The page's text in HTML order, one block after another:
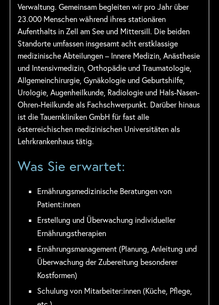
Verwaltung. Gemeinsam begleiten wir pro Jahr über
23.000 Menschen während ihres stationären
Aufenthalts in Zell am See und Mittersill. Die beiden
Standorte umfassen insgesamt acht erstklassige
medizinische Abteilungen – Innere Medizin, Anästhesie
und Intensivmedizin, Orthopädie und Traumatologie,
Allgemeinchirurgie, Gynäkologie und Geburtshilfe,
Urologie, Augenheilkunde, Radiologie und Hals-Nasen-
Ohren-Heilkunde als Fachschwerpunkt. Darüber hinaus
ist die Tauernkliniken GmbH für fast alle
österreichischen medizinischen Universitäten als
Lehrkrankenhaus tätig.
Was Sie erwartet:
Ernährungsmedizinische Beratungen von
Patient:innen
Erstellung und Überwachung individueller
Ernährungstherapien
Ernährungsmanagement (Planung, Anleitung und
Überwachung der Zubereitung besonderer
Kostformen)
Schulung von Mitarbeiter:innen (Küche, Pflege,